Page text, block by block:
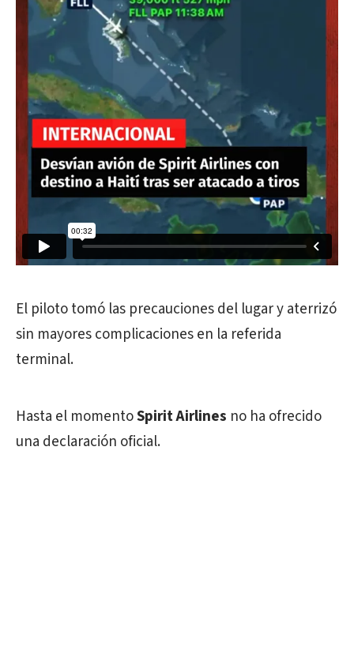
El piloto tomó las precauciones del lugar y aterrizó
sin mayores complicaciones en la referida
terminal.
Hasta el momentoSpirit Airlines no ha ofrecido
una declaración oficial.